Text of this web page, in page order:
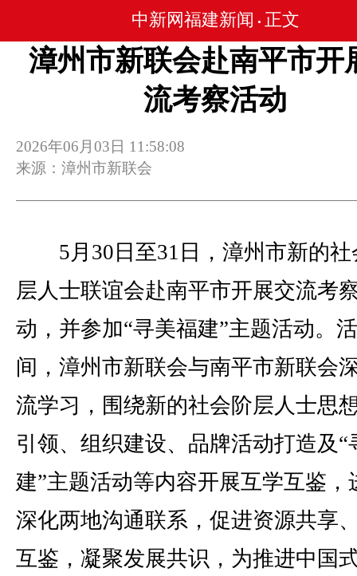
中新网福建新闻 • 正文
漳州市新联会赴南平市开
流考察活动
2026年06月03日 11:58:08
来源：漳州市新联会
5月30日至31日，漳州市新的社
层人士联谊会赴南平市开展交流考
动，并参加“寻美福建”主题活动。
间，漳州市新联会与南平市新联会
流学习，围绕新的社会阶层人士思
引领、组织建设、品牌活动打造及“
建”主题活动等内容开展互学互鉴，
深化两地沟通联系，促进资源共享
互鉴，凝聚发展共识，为推进中国